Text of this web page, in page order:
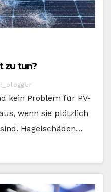
zu tun?
kein Problem für PV-
wenn sie plötzlich
Hagelschäden…